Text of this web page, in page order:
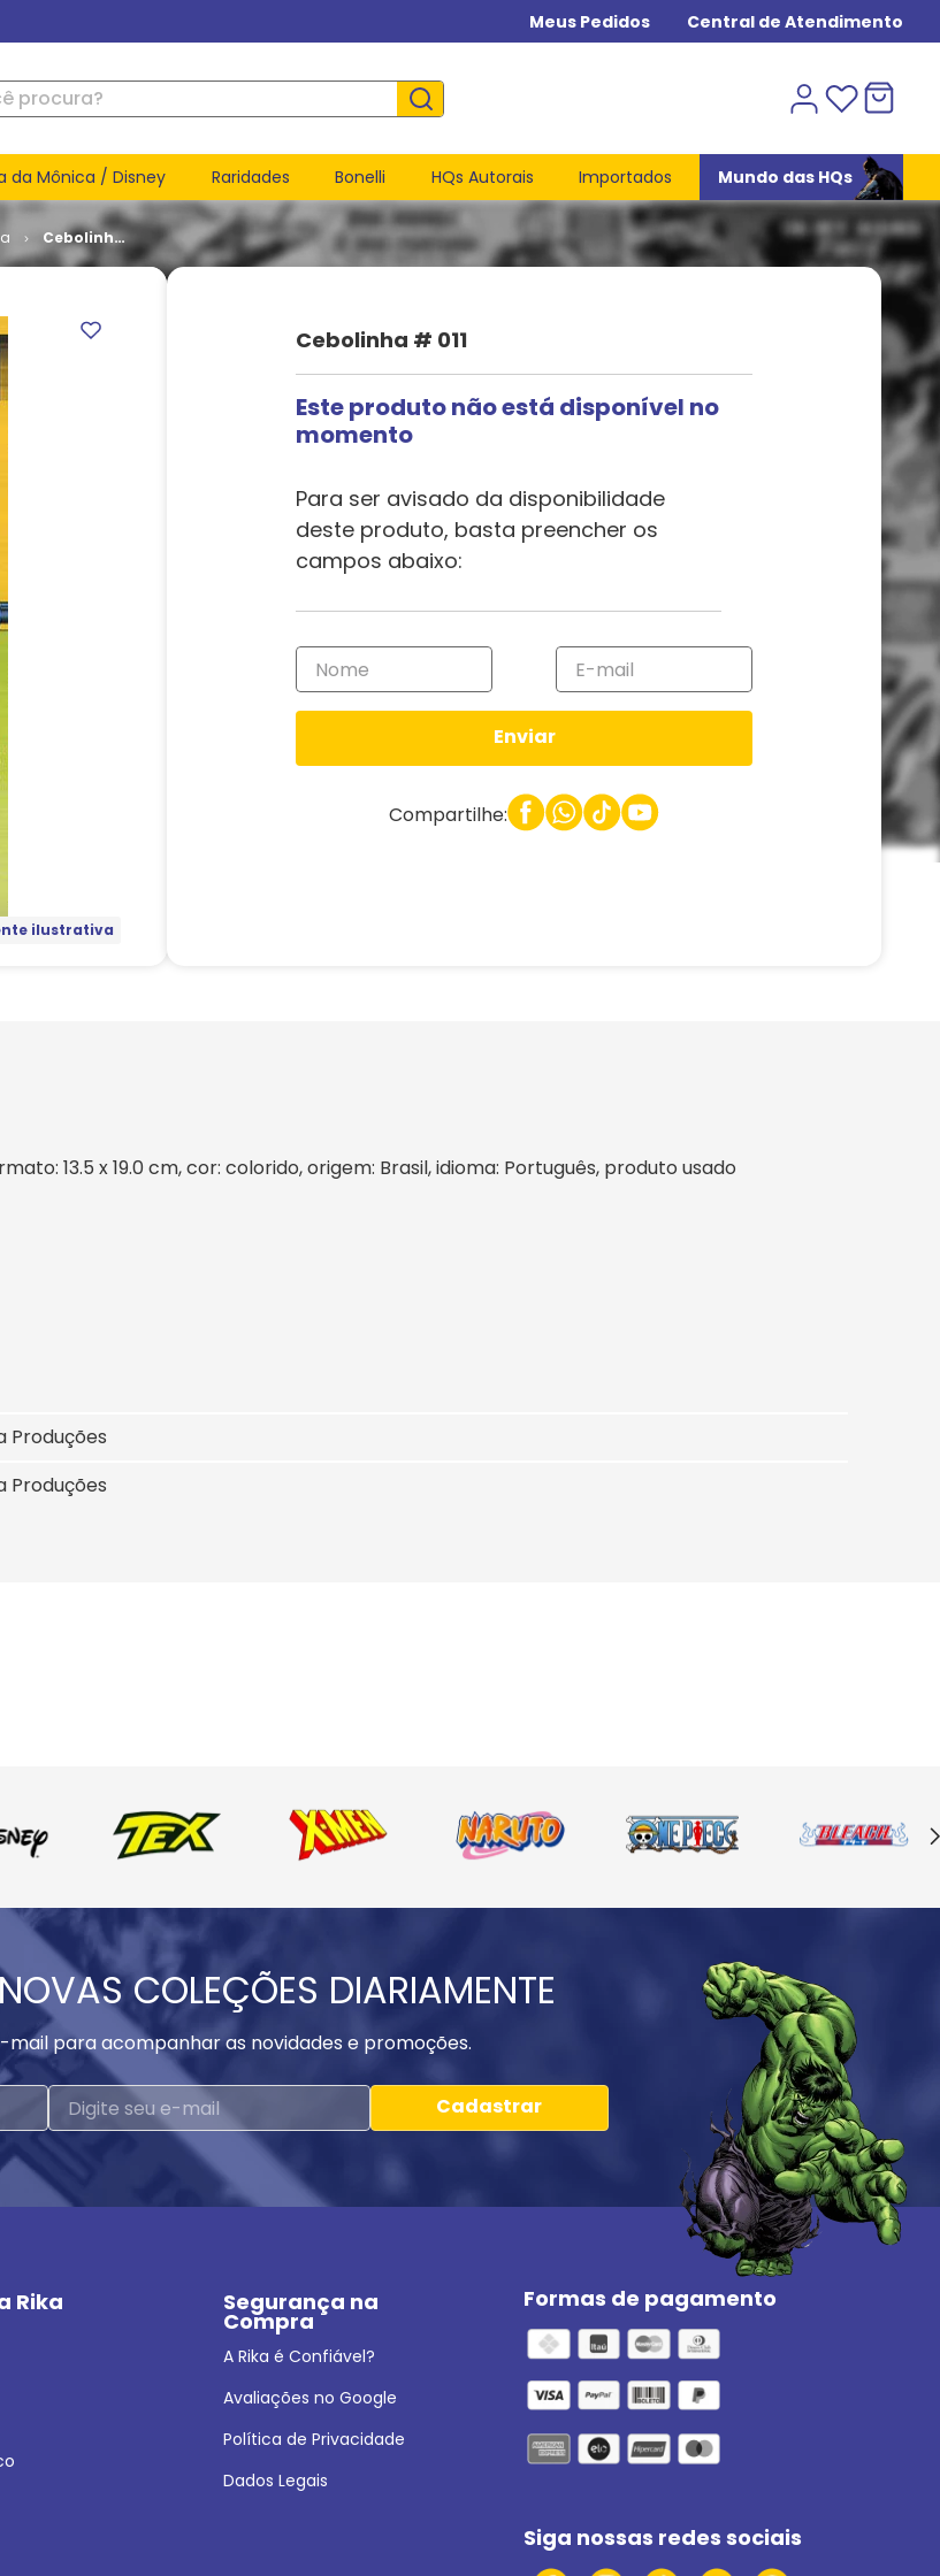
Meus Pedidos Central de Atendimento
da Mônica / Disney Raridades Bonelli HQs Autorais Importados Mundo das HQs
Cebolinha
# 011
ilustrativa
Cebolinha # 011
Este produto não está disponível no
momento
Para ser avisado da disponibilidade
deste produto, basta preencher os
campos abaixo:
Enviar
Compartilhe:
13.5 x 19.0 cm, cor: colorido, origem: Brasil, idioma: Português, produto usado
Produções
Produções
COLEÇÕES DIARIAMENTE
mail para acompanhar as novidades e promoções.
Cadastrar
Rika Segurança na
Compra
A Rika é Confiável?
Avaliações no Google
Política de Privacidade
Dados Legais
Formas de pagamento
Siga nossas redes sociais